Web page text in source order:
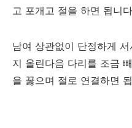
고 포개고 절을 하면 됩니
남여 상관없이 단정하게
지 올린다음 다리를 조금
을 꿇으며 절로 연결하면